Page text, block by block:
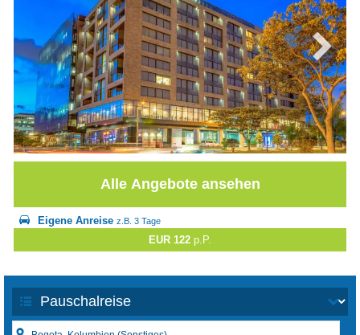
Alle Angebote ansehen
Eigene Anreise z.B. 3 Tage
EUR 122 p.P.